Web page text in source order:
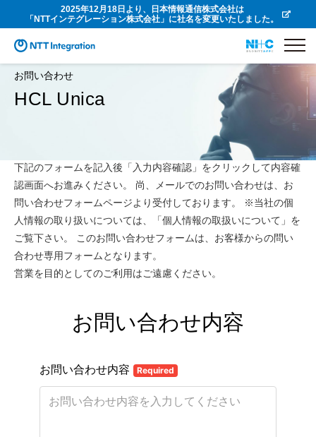
2025年12月18日より、日本情報通信株式会社は
「NTTインテグレーション株式会社」に社名を変更いたしました。
お問い合わせ
HCL Unica
下記のフォームを記入後「入力内容確認」をクリックして内容確
認画面へお進みください。 尚、メールでのお問い合わせは、お
問い合わせフォームページより受付しております。 ※当社の個
人情報の取り扱いについては、「個人情報の取扱いについて」を
ご覧下さい。 このお問い合わせフォームは、お客様からの問い
合わせ専用フォームとなります。
営業を目的としてのご利用はご遠慮ください。